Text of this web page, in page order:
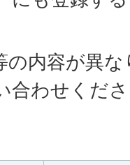
の内容が異
合わせくだ